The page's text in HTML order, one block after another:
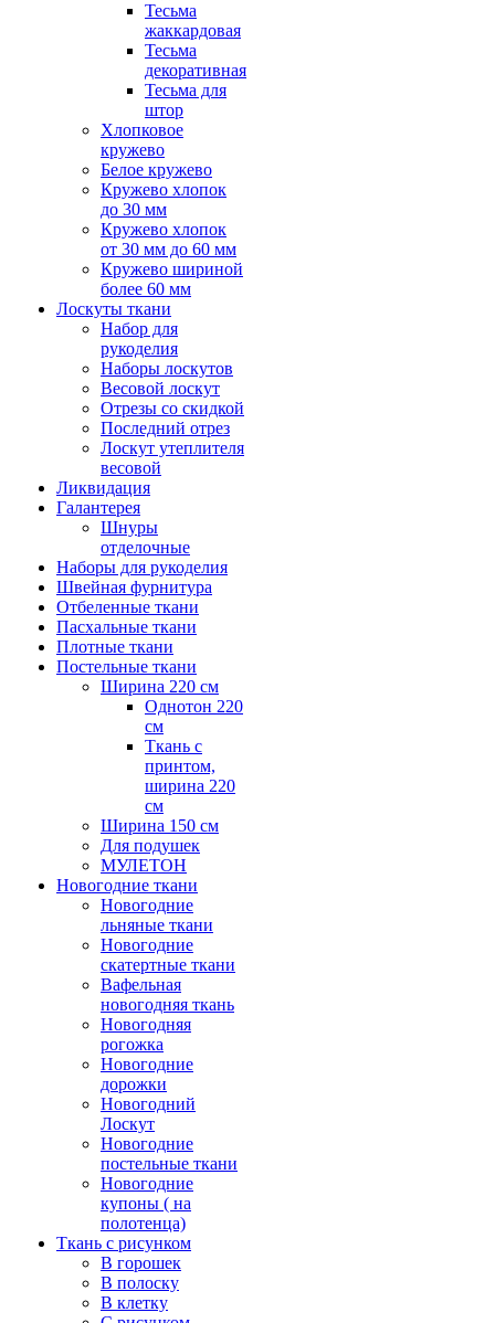
Тесьма
жаккардовая
Тесьма
декоративная
Тесьма для
штор
Хлопковое
кружево
Белое кружево
Кружево хлопок
до 30 мм
Кружево хлопок
от 30 мм до 60 мм
Кружево шириной
более 60 мм
Лоскуты ткани
Набор для
рукоделия
Наборы лоскутов
Весовой лоскут
Отрезы со скидкой
Последний отрез
Лоскут утеплителя
весовой
Ликвидация
Галантерея
Шнуры
отделочные
Наборы для рукоделия
Швейная фурнитура
Отбеленные ткани
Пасхальные ткани
Плотные ткани
Постельные ткани
Ширина 220 см
Однотон 220
см
Ткань с
принтом,
ширина 220
см
Ширина 150 см
Для подушек
МУЛЕТОН
Новогодние ткани
Новогодние
льняные ткани
Новогодние
скатертные ткани
Вафельная
новогодняя ткань
Новогодняя
рогожка
Новогодние
дорожки
Новогодний
Лоскут
Новогодние
постельные ткани
Новогодние
купоны ( на
полотенца)
Ткань с рисунком
В горошек
В полоску
В клетку